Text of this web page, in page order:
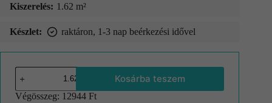
Kiszerelés: 1.62 m²
Készlet: raktáron, 1-3 nap beérkezési idővel
Kosárba teszem
Végösszeg: 12944 Ft